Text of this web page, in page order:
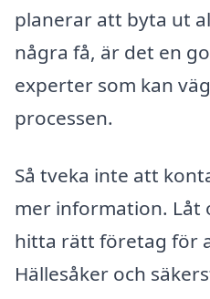
planerar att byta ut
några få, är det en
experter som kan
processen.
Så tveka inte att
mer information. Låt
hitta rätt företag för
Hällesåker och